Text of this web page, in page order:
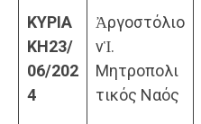
ΚΥΡΙΑ
ΚΗ23/
06/202
4
Ἀργοστόλιο
νἹ.
Μητροπολι
τικός Ναός